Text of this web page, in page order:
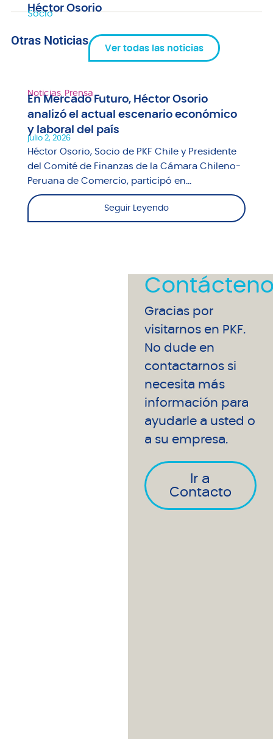
Héctor Osorio
Socio
Otras Noticias
Ver todas las noticias
Noticias, Prensa
En Mercado Futuro, Héctor Osorio
analizó el actual escenario económico
y laboral del país
julio 2, 2026
Héctor Osorio, Socio de PKF Chile y Presidente
del Comité de Finanzas de la Cámara Chileno-
Peruana de Comercio, participó en...
Seguir Leyendo
Gracias por
visitarnos en PKF.
No dude en
contactarnos si
necesita más
información para
ayudarle a usted o
a su empresa.
Ir a
Contacto